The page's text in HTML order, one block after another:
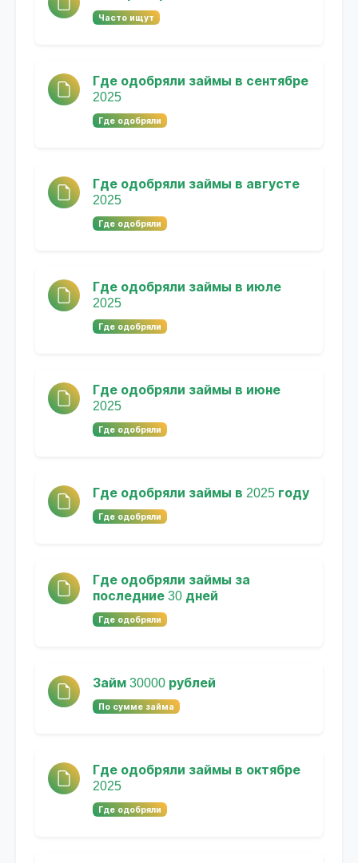
Часто ищут
Где одобряли займы в сентябре
2025
Где одобряли
Где одобряли займы в августе
2025
Где одобряли
Где одобряли займы в июле
2025
Где одобряли
Где одобряли займы в июне
2025
Где одобряли
Где одобряли займы в 2025 году
Где одобряли
Где одобряли займы за
последние 30 дней
Где одобряли
Займ 30000 рублей
По сумме займа
Где одобряли займы в октябре
2025
Где одобряли